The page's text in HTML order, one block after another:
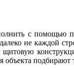
с помощью
не каждой
объекта